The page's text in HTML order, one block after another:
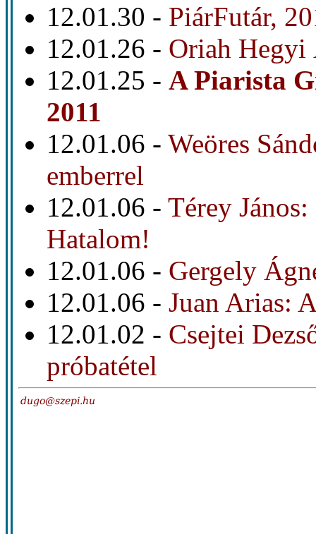
12.01.30 - PiárFutár,
12.01.26 - Oriah Hegyi
12.01.25 - A Piarista
2011
12.01.06 - Weöres
emberrel
12.01.06 - Térey
Hatalom!
12.01.06 - Gergely
12.01.06 - Juan Arias:
12.01.02 - Csejtei
próbatétel